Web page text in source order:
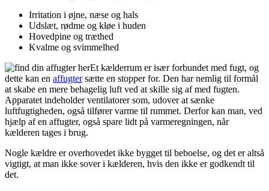
Irritation i øjne, næse og hals
Udslæt, rødme og kløe i huden
Hovedpine og træthed
Kvalme og svimmelhed
Et kælderrum er især forbundet med fugt, og
dette kan en affugtersætte en stopper for. Den har nemlig til formål
at skabe en mere behagelig luft ved at skille sig af med fugten.
Apparatet indeholder ventilatorer som, udover at sænke
luftfugtigheden, også tilfører varme til rummet. Derfor kan man, ved
hjælp af en affugter, også spare lidt på varmeregningen, når
kælderen tages i brug.
Nogle kældre er overhovedet ikke bygget til beboelse, og det er altså
vigtigt, at man ikke sover i kælderen, hvis den ikke er godkendt til
det.